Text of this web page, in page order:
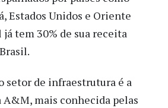
Estados Unidos e Oriente
tem 30% de sua receita
setor de infraestrutura é a
A&M, mais conhecida pelas